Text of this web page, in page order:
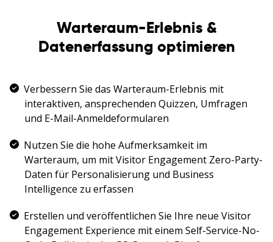
Warteraum-Erlebnis &
Datenerfassung optimieren
Verbessern Sie das Warteraum-Erlebnis mit
interaktiven, ansprechenden Quizzen, Umfragen
und E-Mail-Anmeldeformularen
Nutzen Sie die hohe Aufmerksamkeit im
Warteraum, um mit Visitor Engagement Zero-Party-
Daten für Personalisierung und Business
Intelligence zu erfassen
Erstellen und veröffentlichen Sie Ihre neue Visitor
Engagement Experience mit einem Self-Service-No-